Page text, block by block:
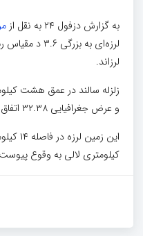
به گزارش دزفول ۲۴ به نقل از
لرزه‌ای به بزرگی ۳.۶ د مقیاس ریشتر منطقه سالند شهرستان
لرزاند.
و عرض جغرافیایی ۳۲.۳۸ اتفاق افتاد.
کیلومتری لالی به وقوع